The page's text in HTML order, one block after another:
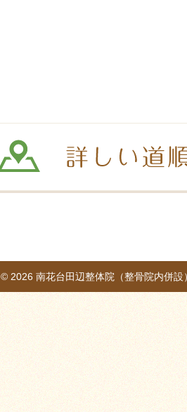
© 2026 南花台田辺整体院（整骨院内併設